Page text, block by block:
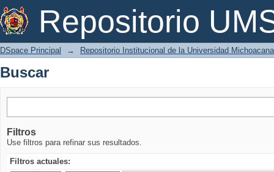
Repositorio
Buscar
DSpace Principal → Repositorio Institucional de la Universidad
Buscar
Filtros
Use filtros para refinar sus resultados.
Filtros actuales: